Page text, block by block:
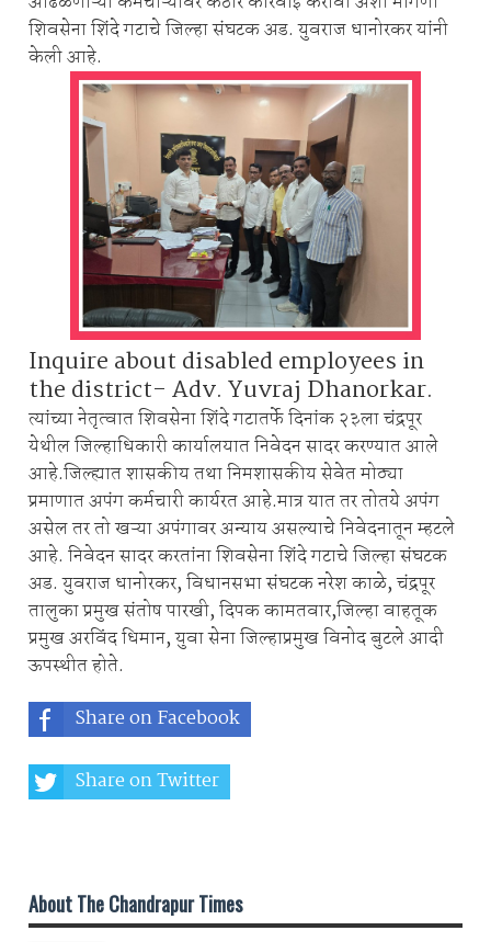
शिवसेना शिंदे गटाचे जिल्हा संघटक अड. युवराज धानोरकर यांनी
केली आहे.
Inquire about disabled employees in
the district- Adv. Yuvraj Dhanorkar.
त्यांच्या नेतृत्वात शिवसेना शिंदे गटातर्फे दिनांक २३ला चंद्रपूर
येथील जिल्हाधिकारी कार्यालयात निवेदन सादर करण्यात आले
आहे.जिल्ह्यात शासकीय तथा निमशासकीय सेवेत मोठ्या
प्रमाणात अपंग कर्मचारी कार्यरत आहे.मात्र यात तर तोतये अपंग
असेल तर तो खऱ्या अपंगावर अन्याय असल्याचे निवेदनातून म्हटले
आहे. निवेदन सादर करतांना शिवसेना शिंदे गटाचे जिल्हा संघटक
अड. युवराज धानोरकर, विधानसभा संघटक नरेश काळे, चंद्रपूर
तालुका प्रमुख संतोष पारखी, दिपक कामतवार,जिल्हा वाहतूक
प्रमुख अरविंद धिमान, युवा सेना जिल्हाप्रमुख विनोद बुटले आदी
ऊपस्थीत होते.
Share on Facebook
Share on Twitter
About The Chandrapur Times